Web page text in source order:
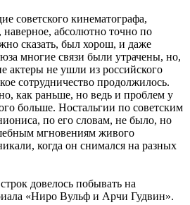
советского кинематографа,
наверное, абсолютно точно по
сказать, был хорош, и даже
многие связи были утрачены, но,
актеры не ушли из российского
сотрудничество продолжилось.
как раньше, но ведь и проблем у
больше. Ностальгии по советским
по его словам, не было, но
мгновениям живого
когда он снимался на разных
довелось побывать на
«Ниро Вульф и Арчи Гудвин».